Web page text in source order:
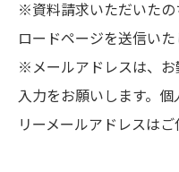
※資料請求いただいたの
ロードページを送信いた
※メールアドレスは、
入力をお願いします。
リーメールアドレスはご